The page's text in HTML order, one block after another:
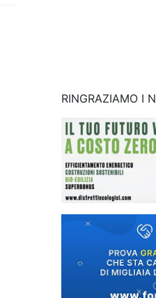
RINGRAZIAMO I